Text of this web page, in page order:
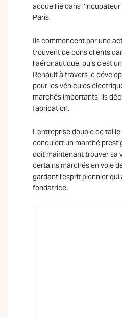
accueillie dans
Paris.
Ils commencent par une
trouvent de bons clients
l’aéronautique, puis c’est
Renault à travers le
pour les véhicules
marchés importants, ils
fabrication.
L’entreprise double de
conquiert un marché
doit maintenant trouver sa
certains marchés en voie
gardant l’esprit pionnier qui
fondatrice.